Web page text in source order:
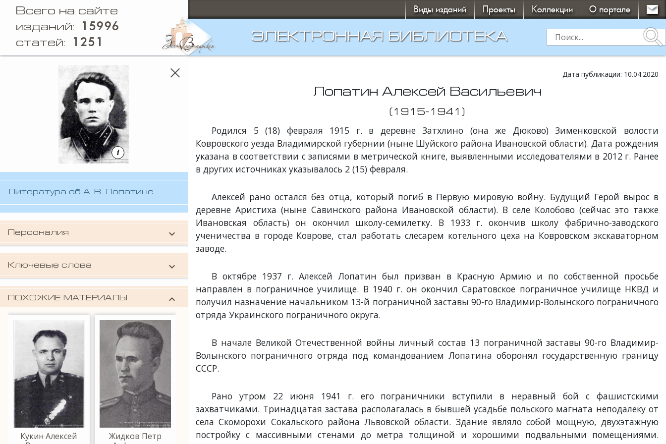
Всего на сайте
изданий: 15996
статей: 1251
Виды изданий Проекты Коллекции О портале
ЭЛЕКТРОННАЯ БИБЛИОТЕКА search
i
Литература об А. В. Лопатине
Персоналия keyboard_arrow_down
Лопатин Алексей Васильевич (Герой
Советского Союза)
Ключевые слова keyboard_arrow_down
Герои Советского Союза
ПОХОЖИЕ МАТЕРИАЛЫ keyboard_arrow_down
Кукин Алексей
Жидков Петр
Шмельков
Рябова Екатерина
Рачков Павел
Романов Иван
Ранжев Павел
Дата публикации: 10.04.2020
Лопатин Алексей Васильевич
(1915-1941)
Родился 5 (18) февраля 1915 г. в деревне Затхлино (она же Дюково) Зименковской волости
Ковровского уезда Владимирской губернии (ныне Шуйского района Ивановской области). Дата рождения
указана в соответствии с записями в метрической книге, выявленными исследователями в 2012 г. Ранее
в других источниках указывалось 2 (15) февраля.
Алексей рано остался без отца, который погиб в Первую мировую войну. Будущий Герой вырос в
деревне Аристиха (ныне Савинского района Ивановской области). В селе Колобово (сейчас это также
Ивановская область) он окончил школу-семилетку. В 1933 г. окончив школу фабрично-заводского
ученичества в городе Коврове, стал работать слесарем котельного цеха на Ковровском экскаваторном
заводе.
В октябре 1937 г. Алексей Лопатин был призван в Красную Армию и по собственной просьбе
направлен в пограничное училище. В 1940 г. он окончил Саратовское пограничное училище НКВД и
получил назначение начальником 13-й пограничной заставы 90-го Владимир-Волынского пограничного
отряда Украинского пограничного округа.
В начале Великой Отечественной войны личный состав 13 пограничной заставы 90-го Владимир-
Волынского пограничного отряда под командованием Лопатина оборонял государственную границу
СССР.
Рано утром 22 июня 1941 г. его пограничники вступили в неравный бой с фашистскими
захватчиками. Тринадцатая застава располагалась в бывшей усадьбе польского магната неподалеку от
села Скоморохи Сокальского района Львовской области. Здание являло собой мощную, двухэтажную
постройку с массивными стенами до метра толщиной и хорошими подвальными помещениями.